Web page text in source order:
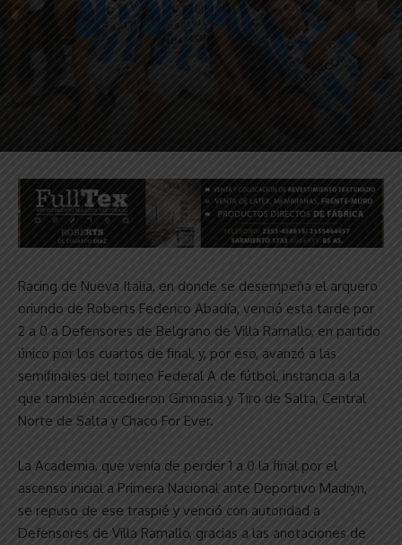
Racing de Nueva Italia, en donde se desempeña el arquero
oriundo de Roberts Federico Abadía, venció esta tarde por
2 a 0 a Defensores de Belgrano de Villa Ramallo, en partido
único por los cuartos de final, y, por eso, avanzó a las
semifinales del torneo Federal A de fútbol, instancia a la
que también accedieron Gimnasia y Tiro de Salta, Central
Norte de Salta y Chaco For Ever.
La Academia, que venía de perder 1 a 0 la final por el
ascenso inicial a Primera Nacional ante Deportivo Madryn,
se repuso de ese traspié y venció con autoridad a
Defensores de Villa Ramallo, gracias a las anotaciones de